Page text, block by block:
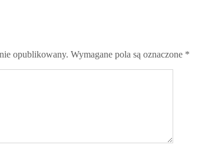
opublikowany. Wymagane pola są oznaczone *